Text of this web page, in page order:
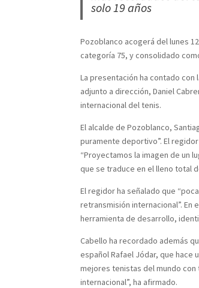
solo 19 años
Pozoblanco acogerá del lunes
categoría 75, y consolidado
La presentación ha contado
adjunto a dirección, Daniel
internacional del tenis.
El alcalde de Pozoblanco,
puramente deportivo”. El
“Proyectamos la imagen de un
que se traduce en el lleno total
El regidor ha señalado que
retransmisión internacional”.
herramienta de desarrollo,
Cabello ha recordado además
español Rafael Jódar, que
mejores tenistas del mundo
internacional”, ha afirmado.